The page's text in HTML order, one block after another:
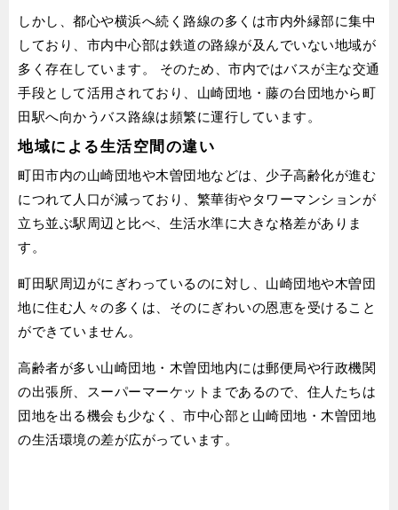
しかし、都心や横浜へ続く路線の多くは市内外縁部に集中
しており、市内中心部は鉄道の路線が及んでいない地域が
多く存在しています。 そのため、市内ではバスが主な交通
手段として活用されており、山崎団地・藤の台団地から町
田駅へ向かうバス路線は頻繁に運行しています。
地域による生活空間の違い
町田市内の山崎団地や木曽団地などは、少子高齢化が進む
につれて人口が減っており、繁華街やタワーマンションが
立ち並ぶ駅周辺と比べ、生活水準に大きな格差がありま
す。
町田駅周辺がにぎわっているのに対し、山崎団地や木曽団
地に住む人々の多くは、そのにぎわいの恩恵を受けること
ができていません。
高齢者が多い山崎団地・木曽団地内には郵便局や行政機関
の出張所、スーパーマーケットまであるので、住人たちは
団地を出る機会も少なく、市中心部と山崎団地・木曽団地
の生活環境の差が広がっています。